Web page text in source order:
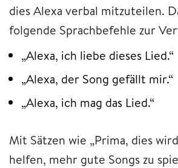
dies Alexa verbal mitzuteilen.
folgende Sprachbefehle zur
„Alexa, ich liebe dieses Lied.“
„Alexa, der Song gefällt mir.“
„Alexa, ich mag das Lied.“
Mit Sätzen wie „Prima, dies
helfen, mehr gute Songs zu